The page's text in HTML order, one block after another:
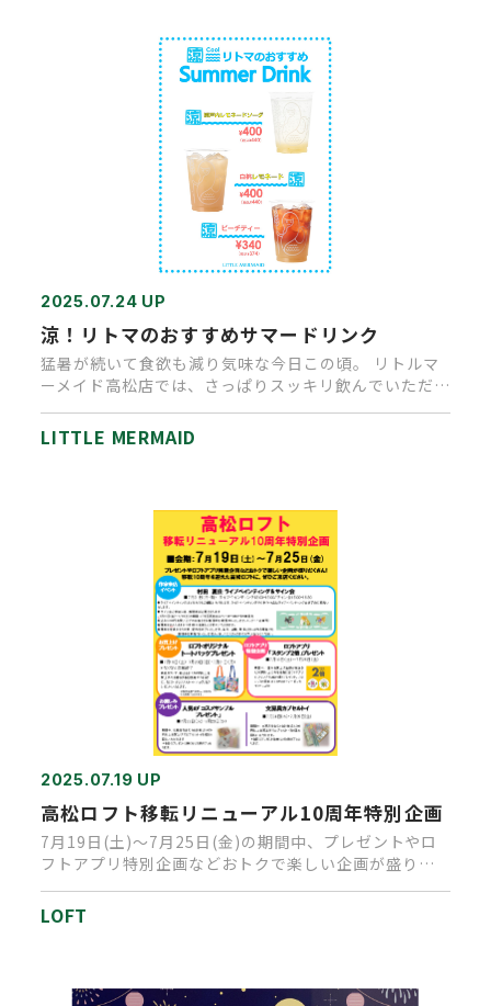
2025.07.24 UP
涼！リトマのおすすめサマードリンク
猛暑が続いて食欲も減り気味な今日この頃。 リトルマ
ーメイド高松店では、さっぱりスッキリ飲んでいただ
LITTLE MERMAID
2025.07.19 UP
高松ロフト移転リニューアル10周年特別企画
7月19日(土)～7月25日(金)の期間中、プレゼントやロ
フトアプリ特別企画などおトクで楽しい企画が盛りだ
LOFT